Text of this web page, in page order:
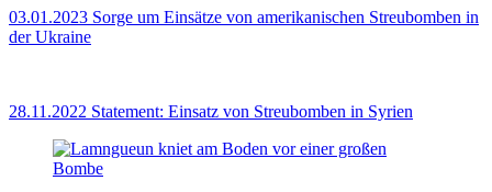
03.01.2023 Sorge um Einsätze von amerikanischen Streubomben in
der Ukraine
28.11.2022 Statement: Einsatz von Streubomben in Syrien